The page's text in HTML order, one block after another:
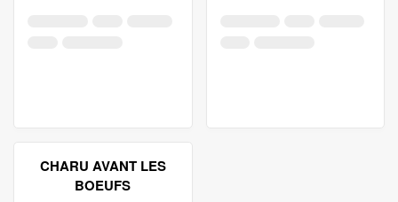
CHARU AVANT LES
BOEUFS